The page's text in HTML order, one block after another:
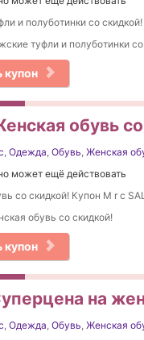
и полуботинки со
туфли и полуботинки со
купон
обувь
, Одежда, Обувь, Женская
может ещё действовать
со скидкой! Купон M r c
обувь со скидкой!
купон
на
, Одежда, Обувь, Женская